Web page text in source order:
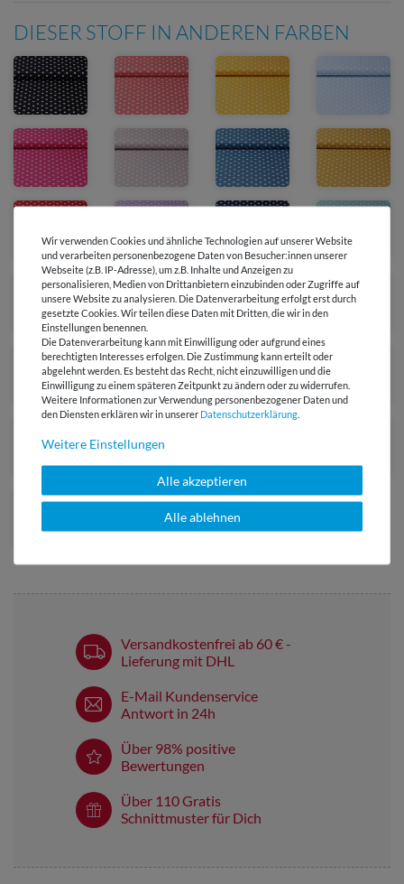
DIESER STOFF IN ANDEREN FARBEN
Ausverkauft
Versandkostenfrei ab 60 € -
Lieferung mit DHL
E-Mail Kundenservice
Antwort in 24h
Über 98% positive
Bewertungen
Über 110 Gratis
Schnittmuster für Dich
Wir verwenden Cookies und ähnliche Technologien auf unserer Website
und verarbeiten personenbezogene Daten von Besucher:innen unserer
Webseite (z.B. IP-Adresse), um z.B. Inhalte und Anzeigen zu
personalisieren, Medien von Drittanbietern einzubinden oder Zugriffe auf
unsere Website zu analysieren. Die Datenverarbeitung erfolgt erst durch
gesetzte Cookies. Wir teilen diese Daten mit Dritten, die wir in den
Einstellungen benennen.
Die Datenverarbeitung kann mit Einwilligung oder aufgrund eines
berechtigten Interesses erfolgen. Die Zustimmung kann erteilt oder
abgelehnt werden. Es besteht das Recht, nicht einzuwilligen und die
Einwilligung zu einem späteren Zeitpunkt zu ändern oder zu widerrufen.
Weitere Informationen zur Verwendung personenbezogener Daten und
den Diensten erklären wir in unserer Daten­schutz­erklärung
Weitere Einstellungen
Alle akzeptieren
Alle ablehnen